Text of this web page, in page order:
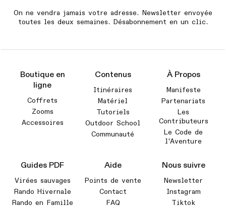
On ne vendra jamais votre adresse. Newsletter envoyée
toutes les deux semaines. Désabonnement en un clic.
Boutique en
ligne
Coffrets
Zooms
Accessoires
Contenus
Itinéraires
Matériel
Tutoriels
Outdoor School
Communauté
À Propos
Manifeste
Partenariats
Les
Contributeurs
Le Code de
l'Aventure
Guides PDF
Virées sauvages
Rando Hivernale
Rando en Famille
Aide
Points de vente
Contact
FAQ
Nous suivre
Newsletter
Instagram
Tiktok